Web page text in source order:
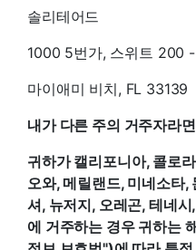
솔리테어드
1000 5번가, 스위트 200 -
마이애미 비치, FL 33139
내가 다른 주의 거주자라
귀하가 캘리포니아, 콜로
오와, 메릴랜드, 미네소타
셔, 뉴저지, 오레곤, 테네
에 거주하는 경우 귀하는